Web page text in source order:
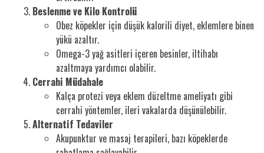
Beslenme ve Kilo Kontrolü
Obez köpekler için düşük kalorili diyet, eklemlere binen
yükü azaltır.
Omega-3 yağ asitleri içeren besinler, iltihabı
azaltmaya yardımcı olabilir.
Cerrahi Müdahale
Kalça protezi veya eklem düzeltme ameliyatı gibi
cerrahi yöntemler, ileri vakalarda düşünülebilir.
Alternatif Tedaviler
Akupunktur ve masaj terapileri, bazı köpeklerde